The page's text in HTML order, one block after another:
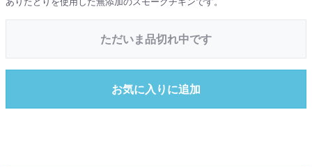
ただいま品切れ中です
お気に入りに追加